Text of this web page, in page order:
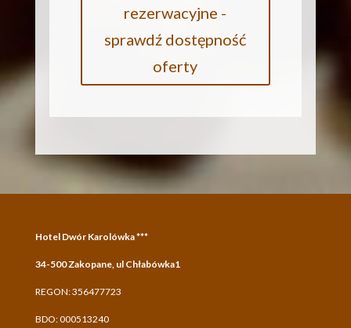
rezerwacyjne -
sprawdź dostępność
oferty
Hotel Dwór Karolówka ***
34-500 Zakopane, ul Chłabówka1
REGON: 356477723
BDO: 000513240